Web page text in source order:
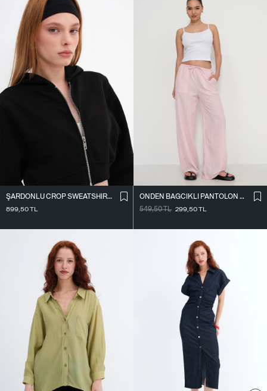
ŞARDONLU CROP SWEATSHIRT H1526-T9
899,50TL
ÖNDEN BAĞCIKLI PANTOLON PN10143-U1
549,50TL 299,50TL